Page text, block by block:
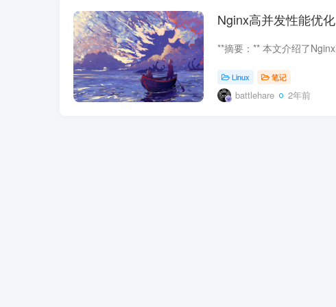
Nginx高并发性能优化
Linux 笔记
battlehare 2年前